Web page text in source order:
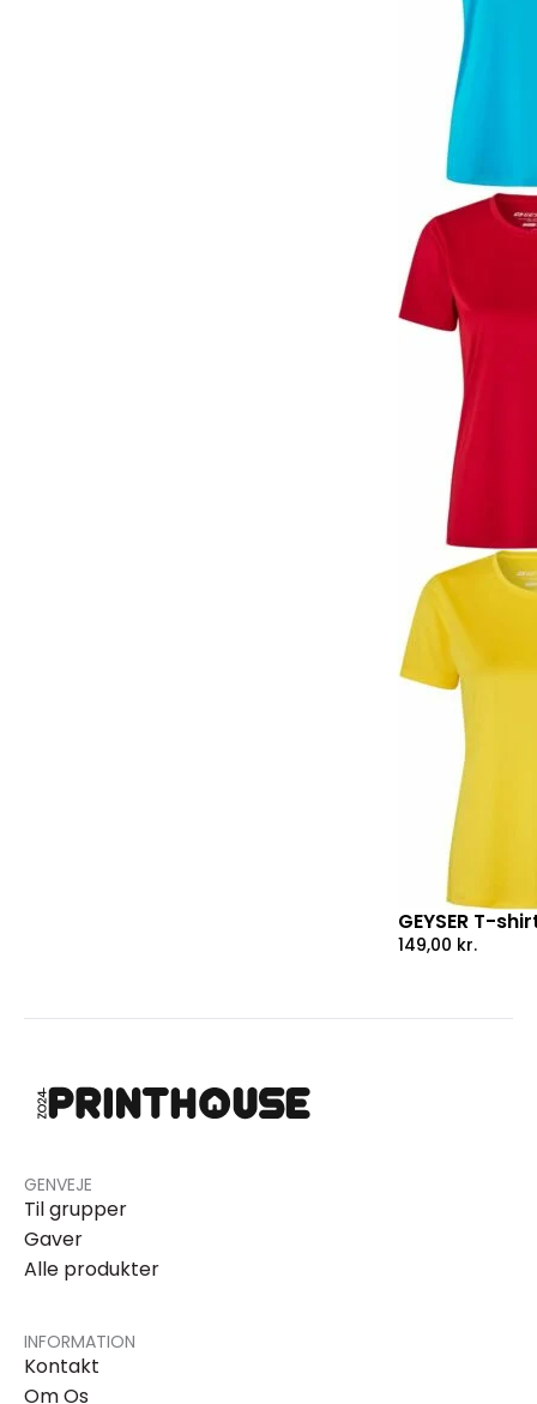
GEYSER T-
149,00 kr.
GENVEJE
Til grupper
Gaver
Alle produkter
INFORMATION
Kontakt
Om Os